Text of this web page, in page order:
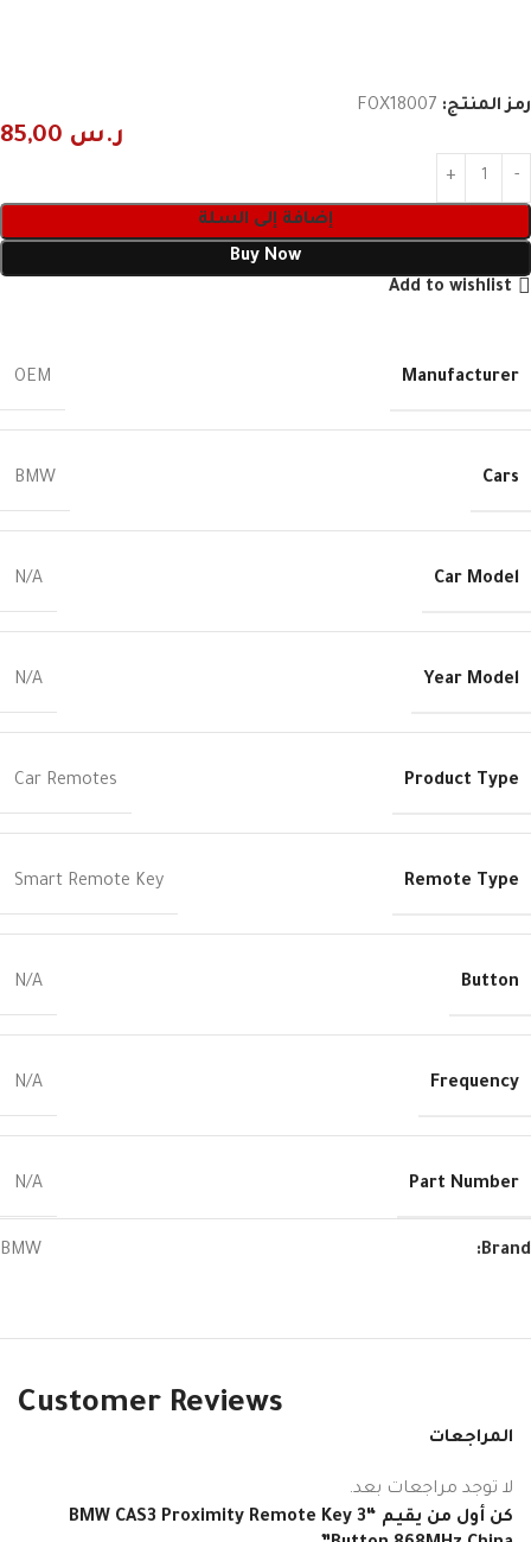
رمز المنتج: FOX18007
ر.س
إضافة إلى السلة
Buy Now
Add to wishlist
Manufacturer
OEM
Cars
BMW
Car Model
N/A
Year Model
N/A
Product Type
Car Remotes
Remote Type
Smart Remote Key
Button
N/A
Frequency
N/A
Part Number
N/A
Brand:
BMW
Customer Reviews
المراجعات
لا توجد مراجعات بعد.
كن أول من يقيم “BMW CAS3 Proximity Remote Key 3